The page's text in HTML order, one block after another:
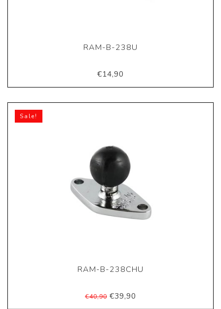
RAM-B-238U
€14,90
Sale!
RAM-B-238CHU
€40,90 €39,90